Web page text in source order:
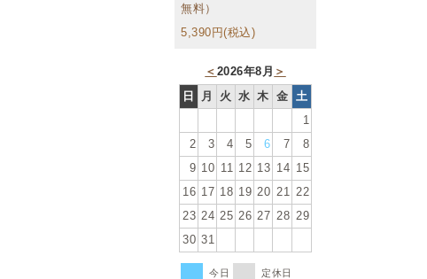
無料）
5,390円(税込)
＜ 2026年8月 ＞
日
月 火 水 木 金
土
1
2
3 4 5 6 7
8
9 10 11 12 13 14 15
16 17 18 19 20 21
22
23 24 25 26 27 28 29
30 31
今日 定休日